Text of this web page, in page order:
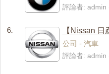
評論者:
6.
【Nissan
公司 - 汽車
評論者: